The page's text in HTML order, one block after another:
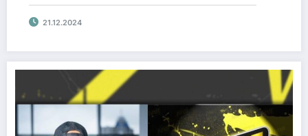
21.12.2024